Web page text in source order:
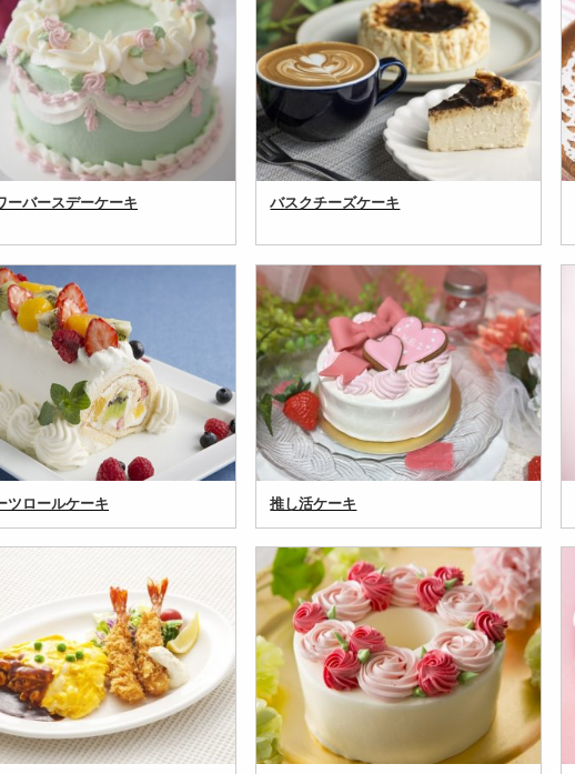
ーバースデーケーキ バスクチーズケーキ
ツロールケーキ 推し活ケーキ